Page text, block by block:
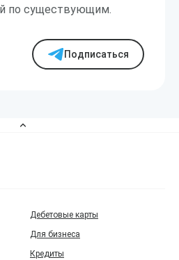
по существующим.
Подписаться
Дебетовые карты
Для бизнеса
Кредиты